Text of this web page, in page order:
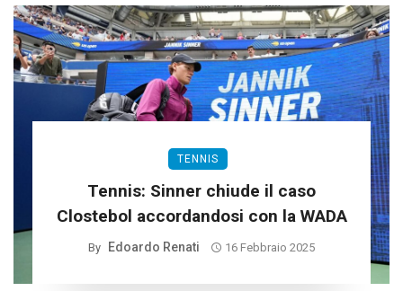
TENNIS
Tennis: Sinner chiude il caso
Clostebol accordandosi con la WADA
By Edoardo Renati 16 Febbraio 2025